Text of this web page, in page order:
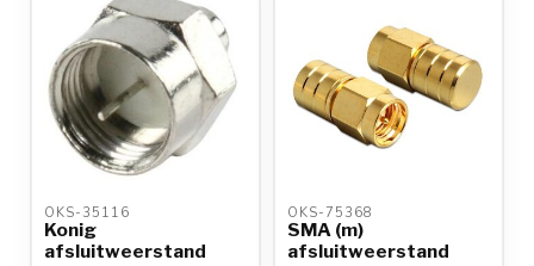
OKS-35116
Konig
afsluitweerstand
OKS-75368
SMA (m)
afsluitweerstand